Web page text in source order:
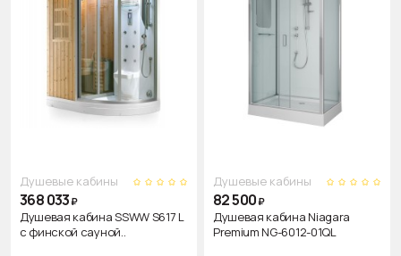
Душевые кабины
368 033₽
Душевая кабина SSWW S617 L
с финской сауной..
Душевые кабины
82 500₽
Душевая кабина Niagara
Premium NG-6012-01QL